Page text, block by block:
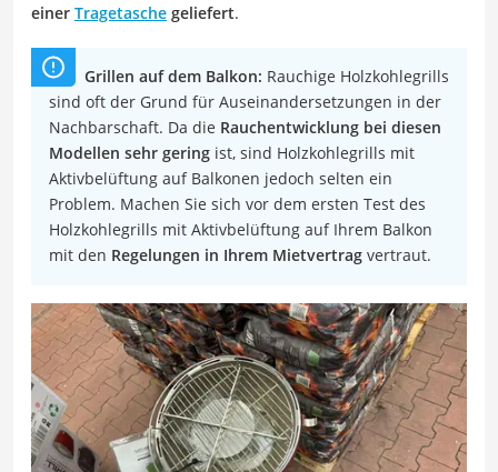
einer Tragetasche geliefert.
Grillen auf dem Balkon: Rauchige Holzkohlegrills
sind oft der Grund für Auseinandersetzungen in der
Nachbarschaft. Da die Rauchentwicklung bei diesen
Modellen sehr gering ist, sind Holzkohlegrills mit
Aktivbelüftung auf Balkonen jedoch selten ein
Problem. Machen Sie sich vor dem ersten Test des
Holzkohlegrills mit Aktivbelüftung auf Ihrem Balkon
mit den Regelungen in Ihrem Mietvertrag vertraut.